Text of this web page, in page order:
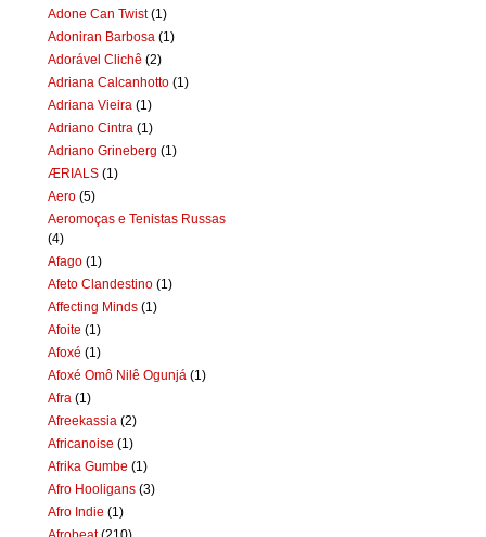
Adone Can Twist (1)
Adoniran Barbosa (1)
Adorável Clichê (2)
Adriana Calcanhotto (1)
Adriana Vieira (1)
Adriano Cintra (1)
Adriano Grineberg (1)
ÆRIALS (1)
Aero (5)
Aeromoças e Tenistas Russas
(4)
Afago (1)
Afeto Clandestino (1)
Affecting Minds (1)
Afoite (1)
Afoxé (1)
Afoxé Omô Nilê Ogunjá (1)
Afra (1)
Afreekassia (2)
Africanoise (1)
Afrika Gumbe (1)
Afro Hooligans (3)
Afro Indie (1)